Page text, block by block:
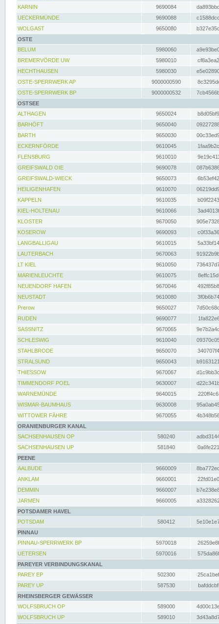
KARNIN
9690084
UECKERMÜNDE
9690088
WOLGAST
9650080
OSTE
BELUM
5980060
BREMERVÖRDE UW
5980010
HECHTHAUSEN
5980030
OSTE-SPERRWERK AP
9000000590
OSTE-SPERRWERK BP
9000000532
OSTSEE
ALTHAGEN
9650024
BARHÖFT
9650040
BARTH
9650030
ECKERNFÖRDE
9610045
FLENSBURG
9610010
GREIFSWALD OIE
9690078
GREIFSWALD-WIECK
9650073
HEILIGENHAFEN
9610070
KAPPELN
9610035
KIEL-HOLTENAU
9610066
KLOSTER
9670050
KOSEROW
9690093
LANGBALLIGAU
9610015
LAUTERBACH
9670063
LT KIEL
9610050
MARIENLEUCHTE
9610075
NEUENDORF HAFEN
9670046
NEUSTADT
9610080
Prerow
9650027
RUDEN
9690077
SASSNITZ
9670065
SCHLESWIG
9610040
STAHLBRODE
9650070
STRALSUND
9650043
THIESSOW
9670067
TIMMENDORF POEL
9630007
WARNEMÜNDE
9640015
WISMAR-BAUMHAUS
9630008
WITTOWER FÄHRE
9670055
ORANIENBURGER KANAL
SACHSENHAUSEN OP
580240
SACHSENHAUSEN UP
581840
PEENE
AALBUDE
9660009
ANKLAM
9660001
DEMMIN
9660007
JARMEN
9660005
POTSDAMER HAVEL
POTSDAM
580412
PINNAU
PINNAU-SPERRWERK BP
5970018
UETERSEN
5970016
PAREYER VERBINDUNGSKANAL
PAREY EP
502300
PAREY UP
587530
RHEINSBERGER GEWÄSSER
WOLFSBRUCH OP
589000
WOLFSBRUCH UP
589010